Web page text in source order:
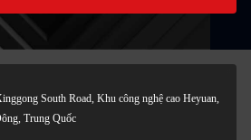
South Road, Khu công nghệ cao Heyuan,
Trung Quốc